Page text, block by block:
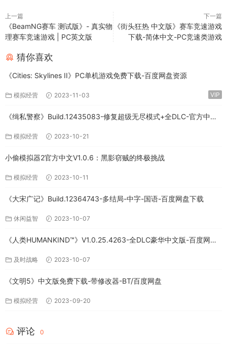
上一篇
《BeamNG赛车 测试版》- 真实物
理赛车竞速游戏 | PC英文版
下一篇
《街头狂热 中文版》赛车竞速游戏
下载-简体中文-PC竞速类游戏
猜你喜欢
《Cities: Skylines II》PC单机游戏免费下载-百度网盘资源
模拟经营 2023-11-03 VIP
《缉私警察》Build.12435083-修复超级无尽模式+全DLC-官方中文-
模拟经营 2023-10-21
小偷模拟器2官方中文V1.0.6：黑影窃贼的终极挑战
模拟经营 2023-10-11
《大宋广记》Build.12364743-多结局-中字-国语-百度网盘下载
休闲益智 2023-10-07
《人类HUMANKIND™》V1.0.25.4263-全DLC豪华中文版-百度网盘
及时战略 2023-10-07
《文明5》中文版免费下载-带修改器-BT/百度网盘
模拟经营 2023-09-20
评论 0